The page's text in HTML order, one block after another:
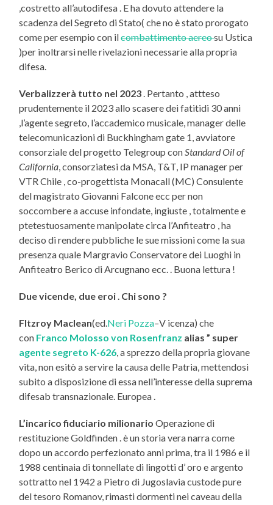
,costretto all’autodifesa . E ha dovuto attendere la
scadenza del Segreto di Stato( che no è stato prorogato
come per esempio con ilcombattimento aereosu Ustica
)per inoltrarsi nelle rivelazioni necessarie alla propria
difesa.
Verbalizzerà tutto nel 2023 . Pertanto , attteso
prudentemente il 2023 allo scasere dei fatitidi 30 anni
,l’agente segreto, l’accademico musicale, manager delle
telecomunicazioni di Buckhingham gate 1, avviatore
consorziale del progetto Telegroup conStandard Oil of
California, consorziatesi da MSA, T&T, IP manager per
VTR Chile , co-progettista Monacall (MC) Consulente
del magistrato Giovanni Falcone ecc per non
soccombere a accuse infondate, ingiuste , totalmente e
ptetestuosamente manipolate circa l’Anfiteatro , ha
deciso di rendere pubbliche le sue missioni come la sua
presenza quale Margravio Conservatore dei Luoghi in
Anfiteatro Berico di Arcugnano ecc. . Buona lettura !
Due vicende, due eroi . Chi sono ?
FItzroy Maclean(ed.Neri Pozza–V icenza) che
con Franco Molosso von Rosenfranz alias ” super
agente segreto K-626, a sprezzo della propria giovane
vita, non esitò a servire la causa delle Patria, mettendosi
subito a disposizione di essa nell’interesse della suprema
difesab transnazionale. Europea .
L’incarico fiduciario milionarioOperazione di
restituzione Goldfinden . è un storia vera narra come
dopo un accordo perfezionato anni prima, tra il 1986 e il
1988 centinaia di tonnellate di lingotti d’ oro e argento
sottratto nel 1942 a Pietro di Jugoslavia custode pure
del tesoro Romanov, rimasti dormenti nei caveau della